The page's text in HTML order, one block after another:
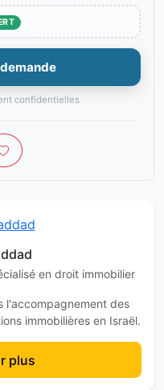
confidentielles
en droit immobilier
l'accompagnement des
immobilières en Israël.
plus